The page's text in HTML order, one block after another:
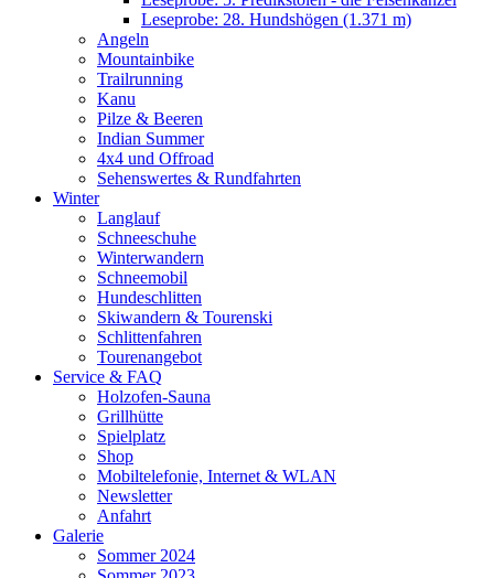
Leseprobe: 28. Hundshögen (1.371 m)
Angeln
Mountainbike
Trailrunning
Kanu
Pilze & Beeren
Indian Summer
4x4 und Offroad
Sehenswertes & Rundfahrten
Winter
Langlauf
Schneeschuhe
Winterwandern
Schneemobil
Hundeschlitten
Skiwandern & Tourenski
Schlittenfahren
Tourenangebot
Service & FAQ
Holzofen-Sauna
Grillhütte
Spielplatz
Shop
Mobiltelefonie, Internet & WLAN
Newsletter
Anfahrt
Galerie
Sommer 2024